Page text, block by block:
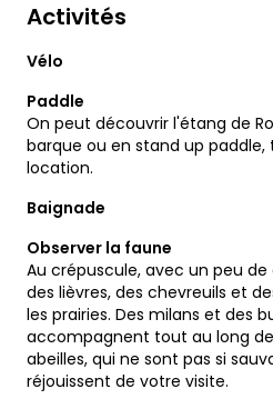
Activités
Vélo
Paddle
On peut découvrir l'étang de
barque ou en stand up paddle,
location.
Baignade
Observer la faune
Au crépuscule, avec un peu
des lièvres, des chevreuils et
les prairies. Des milans et des
accompagnent tout au long
abeilles, qui ne sont pas si
réjouissent de votre visite.